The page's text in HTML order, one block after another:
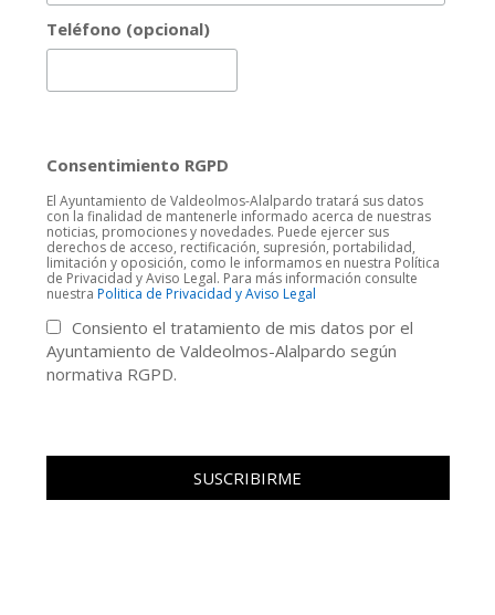
Teléfono (opcional)
Consentimiento RGPD
El Ayuntamiento de Valdeolmos-Alalpardo tratará sus datos
con la finalidad de mantenerle informado acerca de nuestras
noticias, promociones y novedades. Puede ejercer sus
derechos de acceso, rectificación, supresión, portabilidad,
limitación y oposición, como le informamos en nuestra Política
de Privacidad y Aviso Legal. Para más información consulte
nuestra Politica de Privacidad y Aviso Legal
Consiento el tratamiento de mis datos por el
Ayuntamiento de Valdeolmos-Alalpardo según
normativa RGPD.